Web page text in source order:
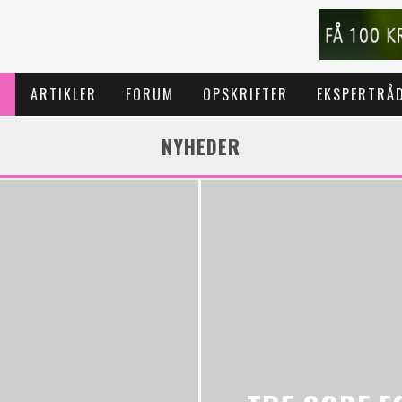
ARTIKLER FORUM OPSKRIFTER
NYHEDER